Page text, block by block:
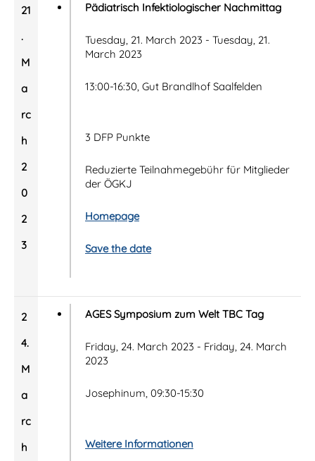
21
.
M
a
rc
h
2
0
2
3
Pädiatrisch Infektiologischer Nachmittag
Tuesday, 21. March 2023 - Tuesday, 21.
March 2023
13:00-16:30, Gut Brandlhof Saalfelden
3 DFP Punkte
Reduzierte Teilnahmegebühr für Mitglieder
der ÖGKJ
Homepage
Save the date
2
4.
M
a
rc
h
AGES Symposium zum Welt TBC Tag
Friday, 24. March 2023 - Friday, 24. March
2023
Josephinum, 09:30-15:30
Weitere Informationen